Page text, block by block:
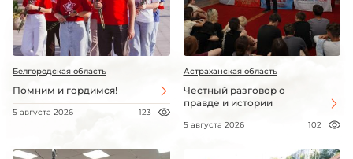
Белгородская область
Помним и гордимся!
5 августа 2026 123
Астраханская область
Честный разговор о
правде и истории
5 августа 2026 102